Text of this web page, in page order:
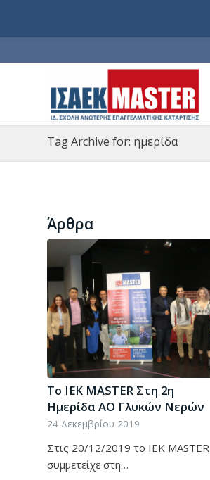
Tag Archive for: ημερίδα
Άρθρα
Το IEK MASTER Στη 2η
Ημερίδα ΑΟ Γλυκών Νερών
24 Δεκεμβρίου 2019
Στις 20/12/2019 το ΙΕΚ MASTER
συμμετείχε στη…